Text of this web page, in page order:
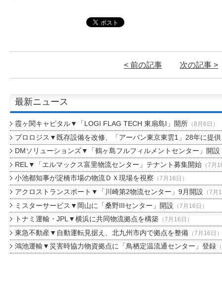
< 前の記事 次の記事 >
最新ニュース
霞ヶ関キャピタル▼「LOGI FLAG TECH 東扇島I」開所（8月6日）
プロロジス▼既存設備を改修、「アーバン東京東雲1」28年に提供
DMソリューションズ▼「鶴ヶ島フルフィルメントセンター」開設
REL▼「エルマックス富里物流センター」テナント募集開始（7月
小池都知事が淀橋市場の物流ＤＸ現場を視察 （7月16日）
アクロストランスポート▼「川崎第2物流センター」9月開設 （7月
ミスターサービス▼岡山に「桑野IIIセンター」開設 （7月16日）
トナミ運輸・JPL▼横浜に共同物流拠点を構築（7月16日）
東急不動産▼自動運転見据え、北九州市内で拠点を整備（7月16日）
鴻池運輸▼災害時協力物資拠点に「鳥栖定温流通センター」登録